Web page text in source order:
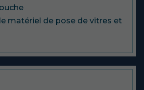
matériel de pose de vitres et